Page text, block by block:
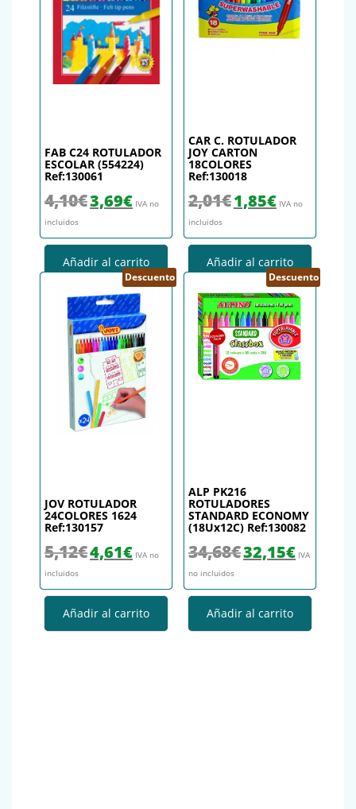
FAB C24 ROTULADOR
ESCOLAR (554224)
Ref:130061
4,10€ El precio original era: 4,10€.
3,69€El precio actual es: 3,69€.
IVA no
incluidos
Añadir al carrito
CAR C. ROTULADOR
JOY CARTON
18COLORES
Ref:130018
2,01€ El precio original era: 2,01€.
1,85€El precio actual
IVA no
incluidos
Añadir al carrito
Descuento
JOV ROTULADOR
24COLORES 1624
Ref:130157
5,12€ El precio original era: 5,12€.
4,61€El precio actual es: 4,61€.
IVA no
incluidos
Añadir al carrito
Descuento
ALP PK216
ROTULADORES
STANDARD ECONOMY
(18Ux12C) Ref:130082
34,68€ El precio original era:
32,15€El precio
IVA
no incluidos
Añadir al carrito